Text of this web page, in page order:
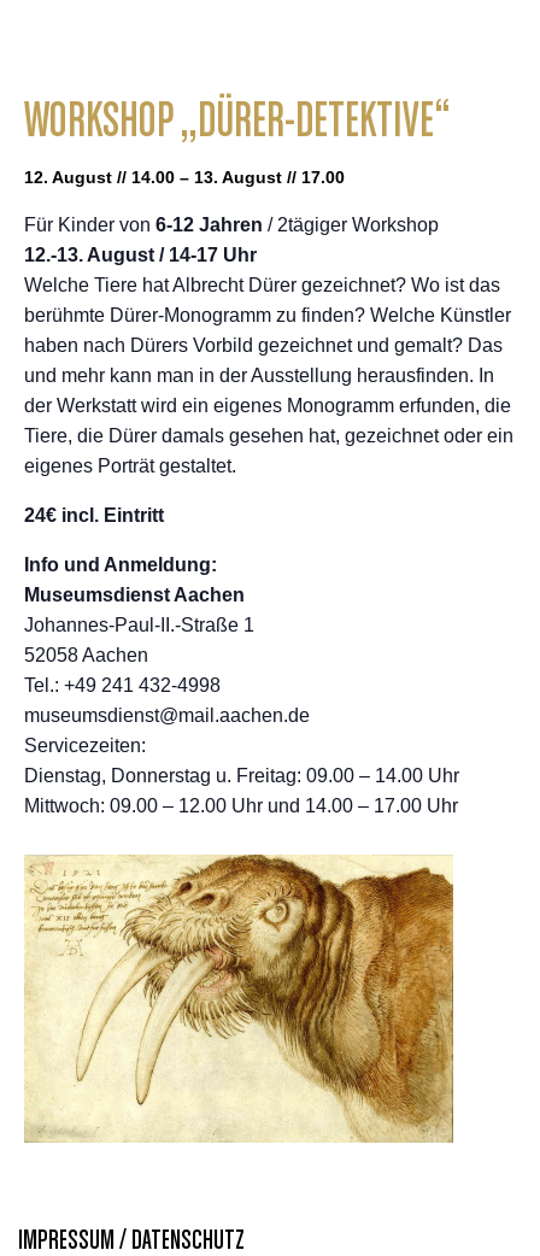
WORKSHOP „DÜRER-DETEKTIVE“
12. August // 14.00 – 13. August // 17.00
Für Kinder von 6-12 Jahren / 2tägiger Workshop
12.-13. August / 14-17 Uhr
Welche Tiere hat Albrecht Dürer gezeichnet? Wo ist das
berühmte Dürer-Monogramm zu finden? Welche Künstler
haben nach Dürers Vorbild gezeichnet und gemalt? Das
und mehr kann man in der Ausstellung herausfinden. In
der Werkstatt wird ein eigenes Monogramm erfunden, die
Tiere, die Dürer damals gesehen hat, gezeichnet oder ein
eigenes Porträt gestaltet.
24€ incl. Eintritt
Info und Anmeldung:
Museumsdienst Aachen
Johannes-Paul-II.-Straße 1
52058 Aachen
Tel.: +49 241 432-4998
museumsdienst@mail.aachen.de
Servicezeiten:
Dienstag, Donnerstag u. Freitag: 09.00 – 14.00 Uhr
Mittwoch: 09.00 – 12.00 Uhr und 14.00 – 17.00 Uhr
IMPRESSUM / DATENSCHUTZ